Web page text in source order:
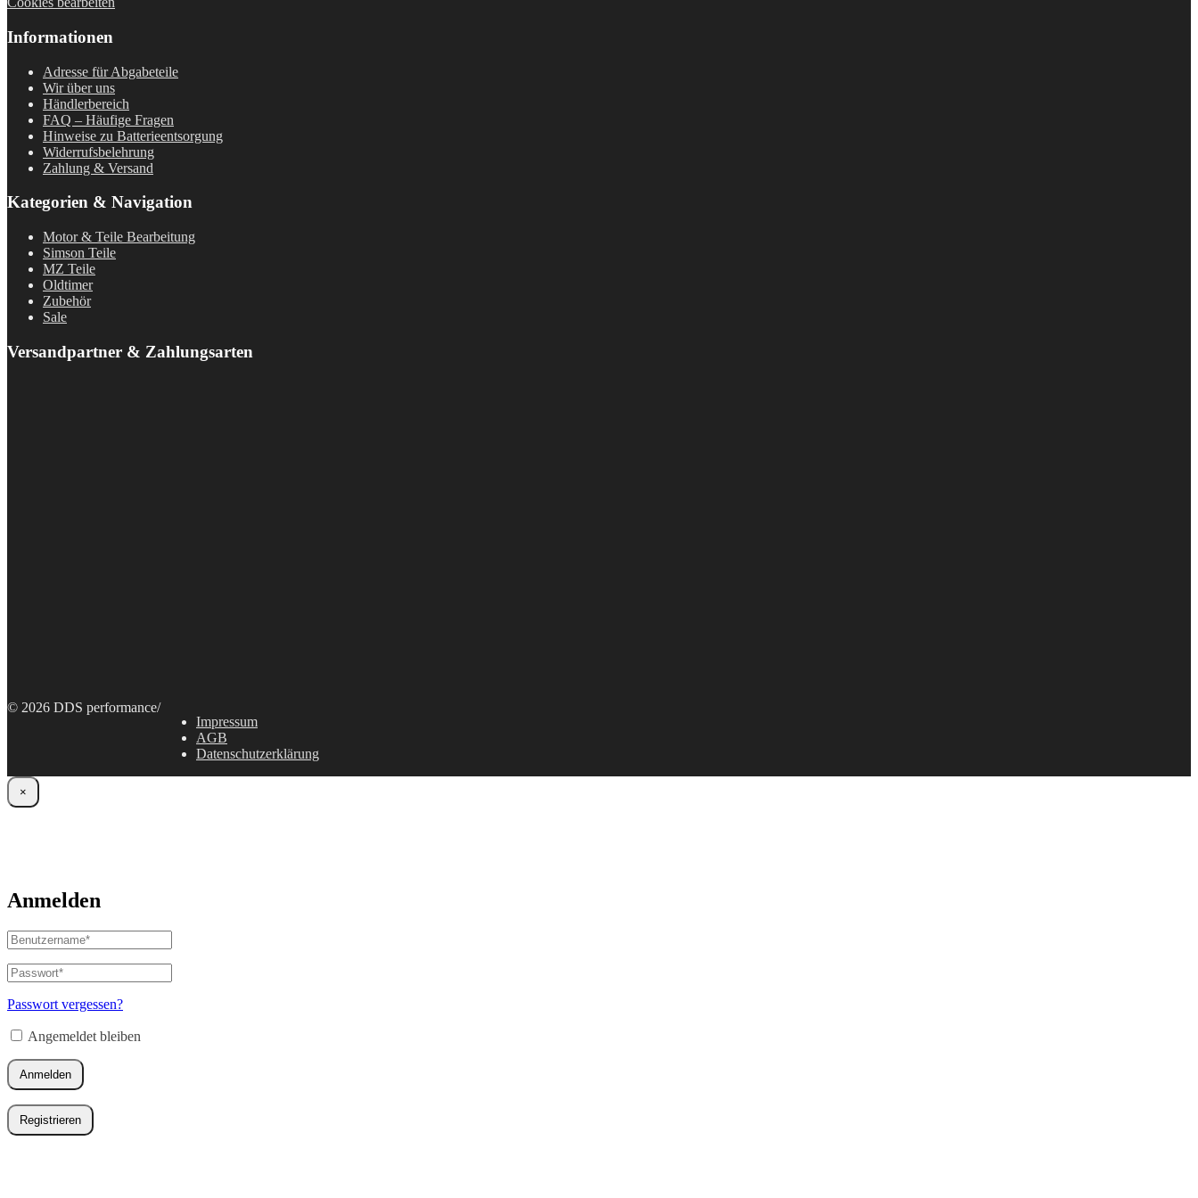
Informationen
Adresse für Abgabeteile
Wir über uns
Händlerbereich
FAQ – Häufige Fragen
Hinweise zu Batterieentsorgung
Widerrufsbelehrung
Zahlung & Versand
Kategorien & Navigation
Motor & Teile Bearbeitung
Simson Teile
MZ Teile
Oldtimer
Zubehör
Sale
Versandpartner & Zahlungsarten
© 2026 DDS performance/
Impressum
AGB
Datenschutzerklärung
×
Anmelden
Benutzername
oder
E-
Mail-
Adresse*
Passwort*
Erforderlich
Passwort vergessen?
Angemeldet bleiben
Anmelden
Registrieren